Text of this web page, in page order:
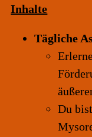
Inhalte
Tägliche
Du